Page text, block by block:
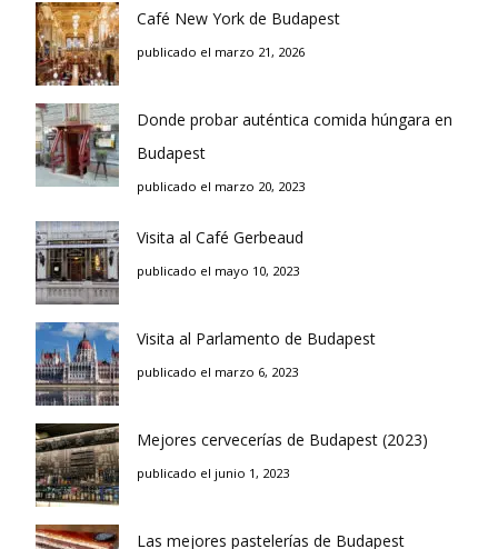
Café New York de Budapest
publicado el marzo 21, 2026
Donde probar auténtica comida húngara en
Budapest
publicado el marzo 20, 2023
Visita al Café Gerbeaud
publicado el mayo 10, 2023
Visita al Parlamento de Budapest
publicado el marzo 6, 2023
Mejores cervecerías de Budapest (2023)
publicado el junio 1, 2023
Las mejores pastelerías de Budapest